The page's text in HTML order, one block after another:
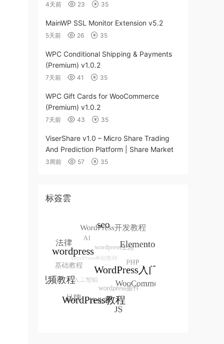
4天前 23 35
MainWP SSL Monitor Extension v5.2
5天前 26 35
WPC Conditional Shipping & Payments
(Premium) v1.0.2
7天前 41 35
WPC Gift Cards for WooCommerce
(Premium) v1.0.2
7天前 43 35
ViserShare v1.0 – Micro Share Trading
And Prediction Platform | Share Market
3周前 57 35
标簽雲